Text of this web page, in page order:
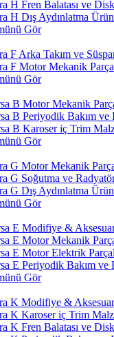
H Fren Balatası ve
H Dış Aydınlatma
Gör
F Arka Takım ve
F Motor Mekanik
Gör
B Motor Mekanik
B Periyodik Bakım ve
B Karoser iç Trim
Gör
G Motor Mekanik
G Soğutma ve
G Dış Aydınlatma
Gör
E Modifiye &
E Motor Mekanik
E Motor Elektrik
E Periyodik Bakım ve
Gör
K Modifiye &
K Karoser iç Trim
K Fren Balatası ve